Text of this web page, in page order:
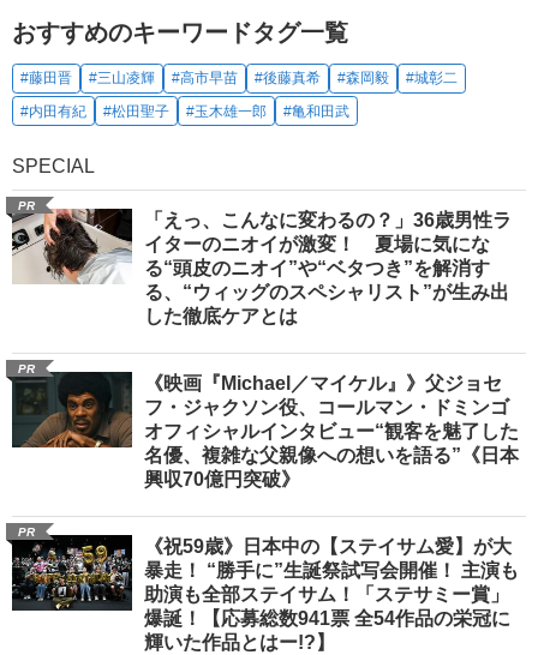
おすすめのキーワードタグ一覧
#藤田晋 #三山凌輝 #高市早苗 #後藤真希 #森岡毅
#城彰二
#内田有紀
#松田聖子 #玉木雄一郎 #亀和田武
SPECIAL
PR
「えっ、こんなに変わるの？」36歳男性ラ
イターのニオイが激変！ 夏場に気にな
る“頭皮のニオイ”や“ベタつき”を解消す
る、“ウィッグのスペシャリスト”が生み出
した徹底ケアとは
PR
《映画『Michael／マイケル』》父ジョセ
フ・ジャクソン役、コールマン・ドミンゴ
オフィシャルインタビュー“観客を魅了した
名優、複雑な父親像への想いを語る”《日本
興収70億円突破》
PR
《祝59歳》日本中の【ステイサム愛】が大
暴走！ “勝手に”生誕祭試写会開催！ 主演も
助演も全部ステイサム！「ステサミー賞」
爆誕！【応募総数941票 全54作品の栄冠に
輝いた作品とはー!?】